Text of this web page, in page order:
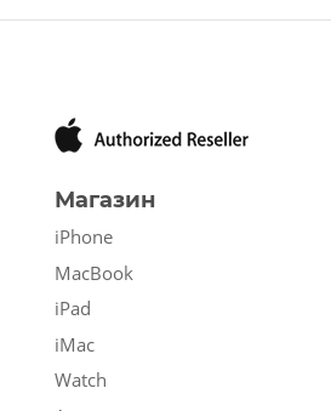
Магазин
iPhone
MacBook
iPad
iMac
Watch